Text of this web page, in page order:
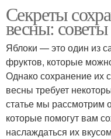
Секреты
весны:
Яблоки — это один из
фруктов, которые
Однако сохранение их
весны требует
статье мы рассмотрим
которые помогут вам
наслаждаться их